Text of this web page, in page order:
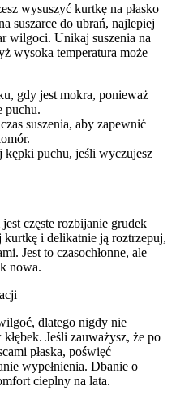
wysuszyć kurtkę na płasko
suszarce do ubrań, najlepiej
wilgoci. Unikaj suszenia na
wysoka temperatura może
gdy jest mokra, ponieważ
puchu.
suszenia, aby zapewnić
kępki puchu, jeśli wyczujesz
częste rozbijanie grudek
kurtkę i delikatnie ją roztrzepuj,
Jest to czasochłonne, ale
nowa.
dlatego nigdy nie
Jeśli zauważysz, że po
płaska, poświęć
wypełnienia. Dbanie o
cieplny na lata.